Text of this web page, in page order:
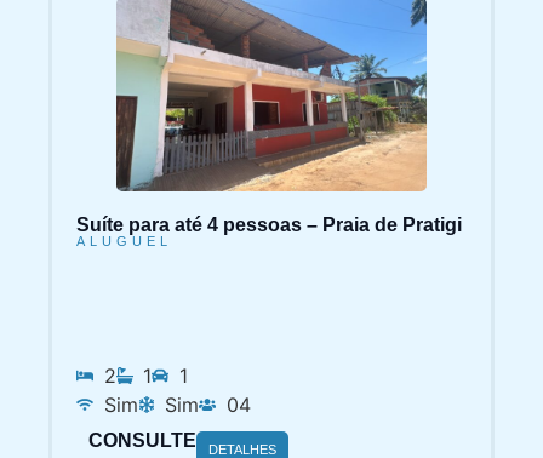
Suíte para até 4 pessoas – Praia de Pratigi
ALUGUEL
2 1
1
Sim
Sim 04
CONSULTE DETALHES